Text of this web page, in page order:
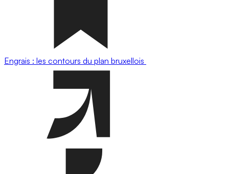
Engrais : les contours du plan bruxellois